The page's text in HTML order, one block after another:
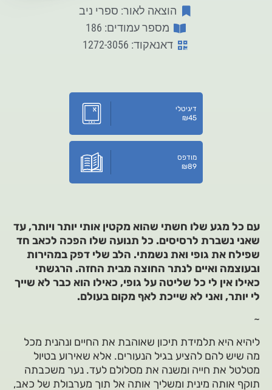
הוצאה לאור: ספרי ניב
מספר עמודים: 186
דאנאקוד: 1272-3056
דיגיטלי
₪45
מודפס
₪89
עם כל מגע שלו חשתי שהוא מקטין אותי יותר ויותר, עד
שאני נשברת לרסיסים. כל תנועה שלו הפכה לכאב חד
שפילח את גופי ואת נשמתי. הלב שלי דפק במהירות
ובעוצמה ואיים לנתר החוצה מבית החזה. הרגשתי
כאילו אין לי כל שליטה על גופי, כאילו הוא כבר לא שייך
לי יותר, ואני לא שייכת לאף מקום בעולם.
~
ליהיא היא תלמידת תיכון שאוהבת את החיים ונהנית מכל
מה שיש להם להציע בגיל הנעורים. אלא שאירוע בטיול
מטלטל את חייה ומשנה את מסלולם לעד. נער משכבתה
תוקף אותה מינית ומשליך אותה אל תוך מערבולת של כאב,